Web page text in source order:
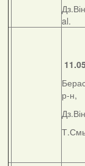
al.
р-н,